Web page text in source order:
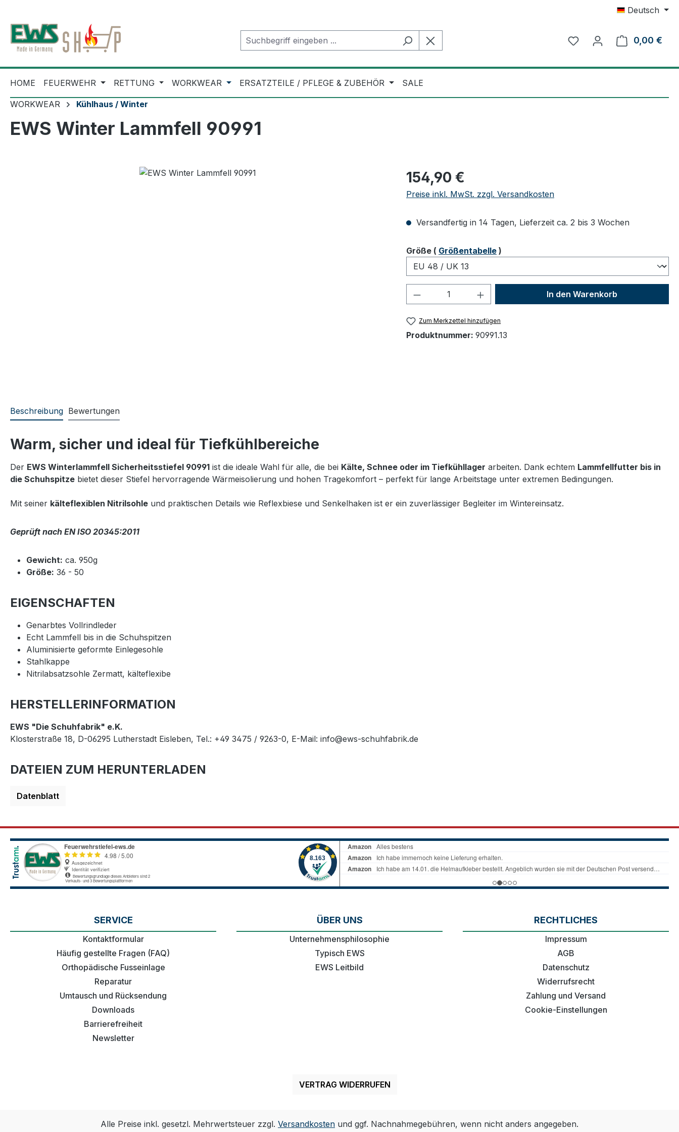
Deutsch
0,00 €
HOME FEUERWEHR RETTUNG WORKWEAR ERSATZTEILE / PFLEGE & ZUBEHÖR SALE
WORKWEAR Kühlhaus / Winter
EWS Winter Lammfell 90991
Regulärer Preis:
154,90 €
Preise inkl. MwSt. zzgl. Versandkosten
Versandfertig in 14 Tagen, Lieferzeit ca. 2 bis 3 Wochen
Größeauswählen
( Größentabelle )
Produkt Anzahl: Gib den gewünschten Wert
In den Warenkorb
Zum Merkzettel hinzufügen
Produktnummer: 90991.13
Beschreibung Bewertungen
Warm, sicher und ideal für Tiefkühlbereiche
Der EWS Winterlammfell Sicherheitsstiefel 90991 ist die ideale Wahl für alle, die bei Kälte, Schnee oder im Tiefkühllager arbeiten. Dank echtem Lammfellfutter bis in
die Schuhspitze bietet dieser Stiefel hervorragende Wärmeisolierung und hohen Tragekomfort – perfekt für lange Arbeitstage unter extremen Bedingungen.
Mit seiner kälteflexiblen Nitrilsohle und praktischen Details wie Reflexbiese und Senkelhaken ist er ein zuverlässiger Begleiter im Wintereinsatz.
Geprüft nach EN ISO 20345:2011
Gewicht: ca. 950g
Größe: 36 - 50
EIGENSCHAFTEN
Genarbtes Vollrindleder
Echt Lammfell bis in die Schuhspitzen
Aluminisierte geformte Einlegesohle
Stahlkappe
Nitrilabsatzsohle Zermatt, kälteflexibe
HERSTELLERINFORMATION
EWS "Die Schuhfabrik" e.K.
Klosterstraße 18, D-06295 Lutherstadt Eisleben, Tel.: +49 3475 / 9263-0, E-Mail: info@ews-schuhfabrik.de
DATEIEN ZUM HERUNTERLADEN
Datenblatt
SERVICE
Kontaktformular
Häufig gestellte Fragen (FAQ)
Orthopädische Fusseinlage
Reparatur
Umtausch und Rücksendung
Downloads
Barrierefreiheit
Newsletter
ÜBER UNS
Unternehmensphilosophie
Typisch EWS
EWS Leitbild
RECHTLICHES
Impressum
AGB
Datenschutz
Widerrufsrecht
Zahlung und Versand
Cookie-Einstellungen
VERTRAG WIDERRUFEN
Alle Preise inkl. gesetzl. Mehrwertsteuer zzgl. Versandkosten und ggf. Nachnahmegebühren, wenn nicht anders angegeben.